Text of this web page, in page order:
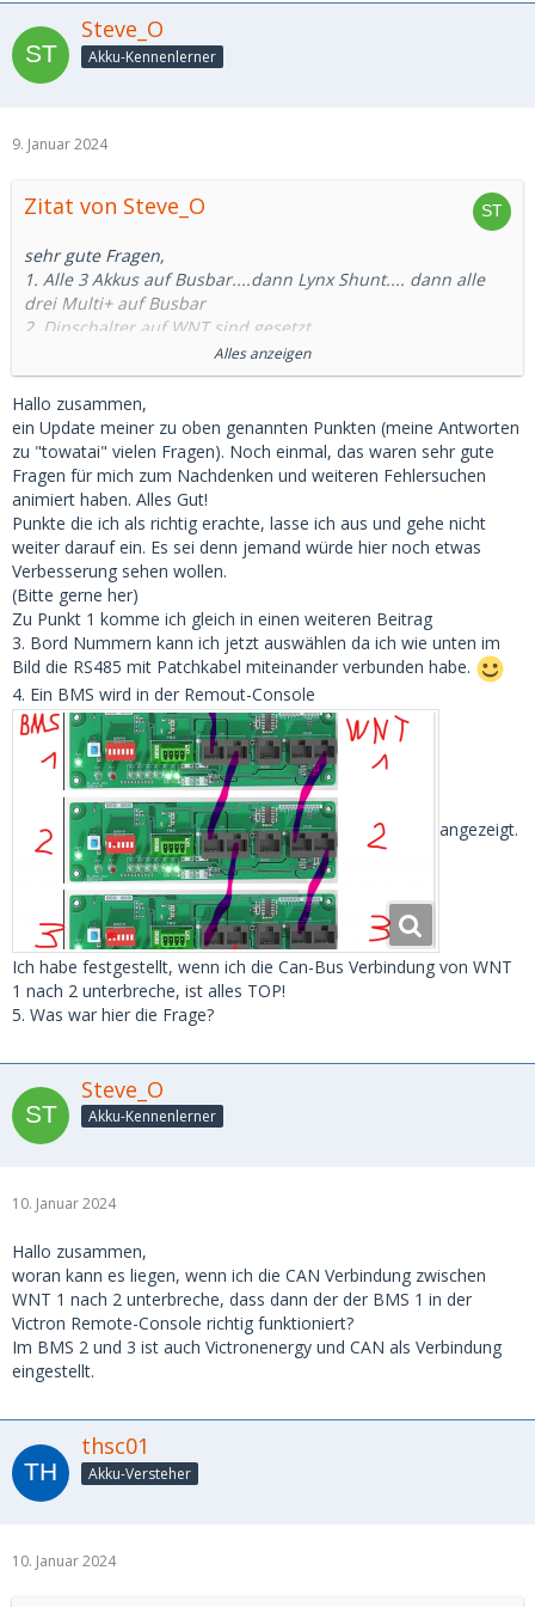
Gibt es einen zwingenden Grund, die Firmware zu ändern?
Wenn nicht, dann besser
Gruß Thomas
Steve_O
Akku-Kennenlerner
9. Januar 2024
Zitat von Steve_O
sehr gute Fragen,
1. Alle 3 Akkus auf Busbar....dann Lynx Shunt.... dann alle
drei Multi+ auf Busbar
2. Dipschalter auf WNT sind gesetzt
3. Bord-Nummer konnte ich per PC-Software noch nicht
setzen, da mir noch Patchkabel fehlt. Wie ich denke, muss
ich die drei WNT RS485 ebenfalls untereinander verbinden,
wie beim Can-Bus damit ich die Bord-Nummern vergeben
kann. Ich habe es schon mehrfach ohne die Verbindungen
probiert.
4. Es wird nur ein BMS in der Remote-Console angezeigt.
Das habe ich so noch nicht erkannt. Das sollte anders sein,
richtig?
5. Was ist im primären multi als Batteriemonitor eingestellt?
-> ich mache Fotos
6. ESS-assistent ist korrekt konfiguriert. Ich kontrolliere!
7. Ebenso die konfig für die 3 Phasen?! Ja auf jeden Fall, OK!
Ich versuche morgen mal was aufzuzeichnen…etwas zu
Papier zu bringen.
Danke für die vielen Fragen
Alles anzeigen
Hallo zusammen,
ein Update meiner zu oben genannten Punkten (meine Antworten
zu "towatai" vielen Fragen). Noch einmal, das waren sehr gute
Fragen für mich zum Nachdenken und weiteren Fehlersuchen
animiert haben. Alles Gut!
Punkte die ich als richtig erachte, lasse ich aus und gehe nicht
weiter darauf ein. Es sei denn jemand würde hier noch etwas
Verbesserung sehen wollen.
(Bitte gerne her)
Zu Punkt 1 komme ich gleich in einen weiteren Beitrag
3. Bord Nummern kann ich jetzt auswählen da ich wie unten im
Bild die RS485 mit Patchkabel miteinander verbunden habe.
4. Ein BMS wird in der Remout-Console
angezeigt.
Ich habe festgestellt, wenn ich die Can-Bus Verbindung von WNT
1 nach 2 unterbreche, ist alles TOP!
5. Was war hier die Frage?
Steve_O
Akku-Kennenlerner
10. Januar 2024
Hallo zusammen,
woran kann es liegen, wenn ich die CAN Verbindung zwischen
WNT 1 nach 2 unterbreche, dass dann der der BMS 1 in der
Victron Remote-Console richtig funktioniert?
Im BMS 2 und 3 ist auch Victronenergy und CAN als Verbindung
eingestellt.
thsc01
Akku-Versteher
10. Januar 2024